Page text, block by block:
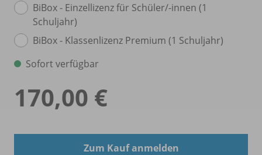
BiBox - Einzellizenz für Schüler/-innen (1
Schuljahr)
BiBox - Klassenlizenz Premium (1 Schuljahr)
Sofort verfügbar
170,00 €
Zum Kauf anmelden